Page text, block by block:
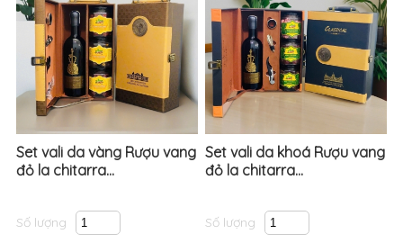
Set vali da vàng Rượu vang
đỏ la chitarra...
Số lượng
Set vali da khoá Rượu vang
đỏ la chitarra...
Số lượng